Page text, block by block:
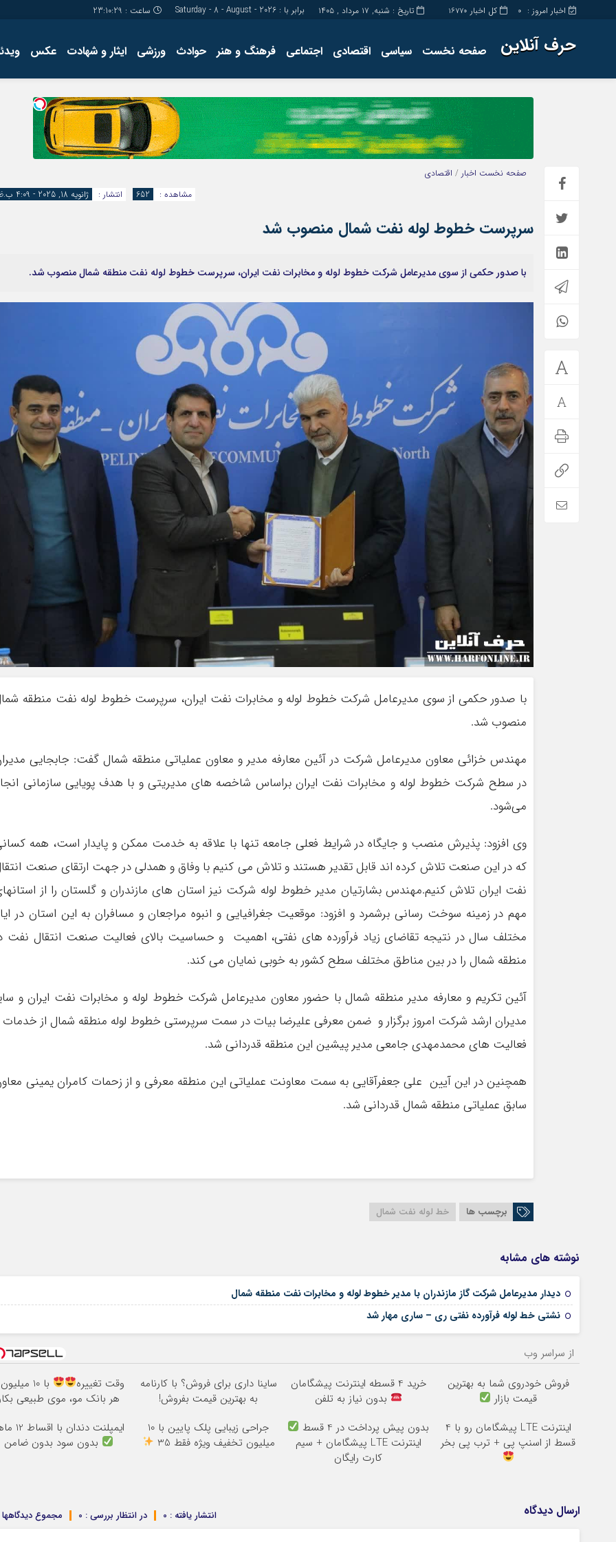
کل اخبار 16770 اخبار امروز : 0 تاریخ : شنبه, ۱۷ مرداد , ۱۴۰۵ برابر با : Saturday - 8 - August - 2026 ساعت : 23:10:29
حرف آنلاین صفحه نخست سیاسی اقتصادی اجتماعی فرهنگ و هنر حوادث ورزشی ایثار و شهادت عکس
کارگاه
تولید
مجله ای
صفحه نخست اخبار / اقتصادی
انتشار :
ژانویه 18, 2025 - 4:09 ب.ظ مشاهده : 652
سرپرست خطوط لوله نفت شمال منصوب شد
با صدور حکمی از سوی مدیرعامل شرکت خطوط لوله و مخابرات نفت ایران، سرپرست خطوط لوله نفت منطقه شمال منصوب شد.
با صدور حکمی از سوی مدیرعامل شرکت خطوط لوله و مخابرات نفت ایران، سرپرست خطوط لوله نفت منطقه
منصوب شد.
مهندس خزائی معاون مدیرعامل شرکت در آئین معارفه مدیر و معاون عملیاتی منطقه شمال گفت: جابجایی
در سطح شرکت خطوط لوله و مخابرات نفت ایران براساس شاخصه های مدیریتی و با هدف پویایی سازمانی
می‌شود.
وی افزود: پذیرش منصب و جایگاه در شرایط فعلی جامعه تنها با علاقه به خدمت ممکن و پایدار است، همه
که در این صنعت تلاش کرده اند قابل تقدیر هستند و تلاش می کنیم با وفاق و همدلی در جهت ارتقای صنعت
نفت ایران تلاش کنیم.مهندس بشارتیان مدیر خطوط لوله شرکت نیز استان های مازندران و گلستان را از
مهم در زمینه سوخت رسانی برشمرد و افزود: موقعیت جغرافیایی و انبوه مراجعان و مسافران به این استان در
مختلف سال در نتیجه تقاضای زیاد فرآورده های نفتی، اهمیت و حساسیت بالای فعالیت صنعت انتقال نفت
منطقه شمال را در بین مناطق مختلف سطح کشور به خوبی نمایان می کند.
آئین تکریم و معارفه مدیر منطقه شمال با حضور معاون مدیرعامل شرکت خطوط لوله و مخابرات نفت ایران و
مدیران ارشد شرکت امروز برگزار و ضمن معرفی علیرضا بیات در سمت سرپرستی خطوط لوله منطقه شمال از خدمات
فعالیت های محمدمهدی جامعی مدیر پیشین این منطقه قدردانی شد.
همچنین در این آیین علی جعفرآقایی به سمت معاونت عملیاتی این منطقه معرفی و از زحمات کامران یمینی
سابق عملیاتی منطقه شمال قدردانی شد.
برچسب ها خط لوله نفت شمال
نوشته های مشابه
دیدار مدیرعامل شرکت گاز مازندران با مدیر خطوط لوله و مخابرات نفت منطقه شمال
نشتی خط لوله فرآورده نفتی ری – ساری مهار شد
از سراسر وب
فروش خودروی شما به بهترین
قیمت بازار
خرید 4 قسطه اینترنت پیشگامان
بدون نیاز به تلفن
ساینا داری برای فروش؟ با کارنامه
به بهترین قیمت بفروش!
وقت تغییره
با 10
هر بانک مو، موی طبیعی بکار
اینترنت LTE پیشگامان رو با 4
قسط از اسنپ پی + ترب پی بخر
بدون پیش پرداخت در 4 قسط
اینترنت LTE پیشگامان + سیم
کارت رایگان
جراحی زیبایی پلک پایین با 10
میلیون تخفیف ویژه فقط 35
ایمپلنت دندان با اقساط 12 ماهه
بدون سود بدون ضامن
ارسال دیدگاه مجموع دیدگاهها : در انتظار بررسی : 0 انتشار یافته : 0